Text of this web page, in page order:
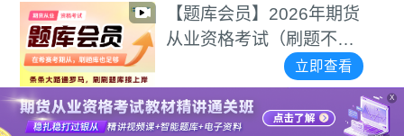
【题库会员】2026年期货
从业资格考试（刷题不用
立即查看
X